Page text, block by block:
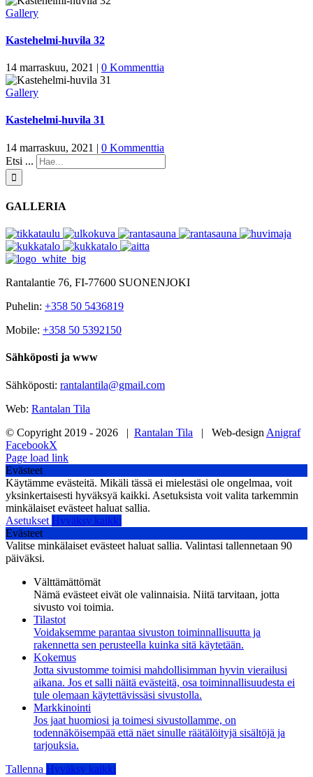
Gallery
Kastehelmi-huvila 32
14 marraskuu, 2021 | 0 Kommenttia
Gallery
Kastehelmi-huvila 31
14 marraskuu, 2021 | 0 Kommenttia
Etsi ...
GALLERIA
Rantalantie 76, FI-77600 SUONENJOKI
Puhelin: +358 50 5436819
Mobile: +358 50 5392150
Sähköposti ja www
Sähköposti: rantalantila@gmail.com
Web: Rantalan Tila
© Copyright 2019 - 2026 | Rantalan Tila | Web-design Anigraf
FacebookX
Page load link
Evästeet
Käytämme evästeitä. Mikäli tässä ei mielestäsi ole ongelmaa, voit
yksinkertaisesti hyväksyä kaikki. Asetuksista voit valita tarkemmin
minkälaiset evästeet haluat sallia.
Asetukset Hyväksy kaikki
Evästeet
Valitse minkälaiset evästeet haluat sallia. Valintasi tallennetaan 90
päiväksi.
Välttämättömät
Nämä evästeet eivät ole valinnaisia. Niitä tarvitaan, jotta
sivusto voi toimia.
Tilastot
Voidaksemme parantaa sivuston toiminnallisuutta ja
rakennetta sen perusteella kuinka sitä käytetään.
Kokemus
Jotta sivustomme toimisi mahdollisimman hyvin vierailusi
aikana. Jos et salli näitä evästeitä, osa toiminnallisuudesta ei
tule olemaan käytettävissäsi sivustolla.
Markkinointi
Jos jaat huomiosi ja toimesi sivustollamme, on
todennäköisempää että näet sinulle räätälöityjä sisältöjä ja
tarjouksia.
Tallenna Hyväksy kaikki